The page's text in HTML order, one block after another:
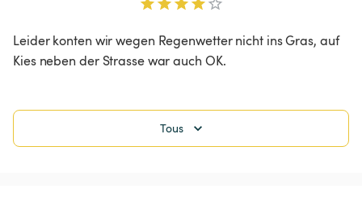
Leider konten wir wegen Regenwetter nicht ins Gras, auf
Kies neben der Strasse war auch OK.
Tous